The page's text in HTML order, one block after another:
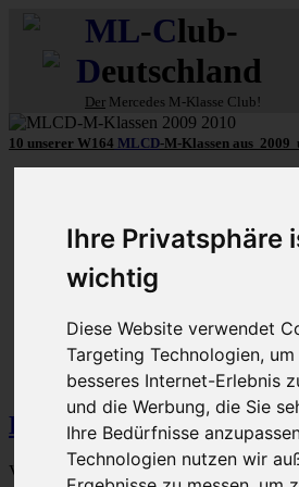
Ihre Privatsphäre
wichtig
Diese Website verwendet
Targeting Technologien, um
besseres Internet-Erlebnis
und die Werbung, die Sie
Ihre Bedürfnisse
Technologien nutzen wir
ML-Club-
Deutschland
Der Mercedes M-Klasse Club!
10 unserer W164 MLCD-M-Klassen aus 2009
Ungelesene
MLCD-Ausstellung
Forennutzer
MLCD-Seiten MLCD-Foren-
W163 W164 W166 V167 Themen
Wartung Pflege - Übersicht
Bremsen, ABS, ETS & Co.
Vorstellung unseres BoxenStop-Themas